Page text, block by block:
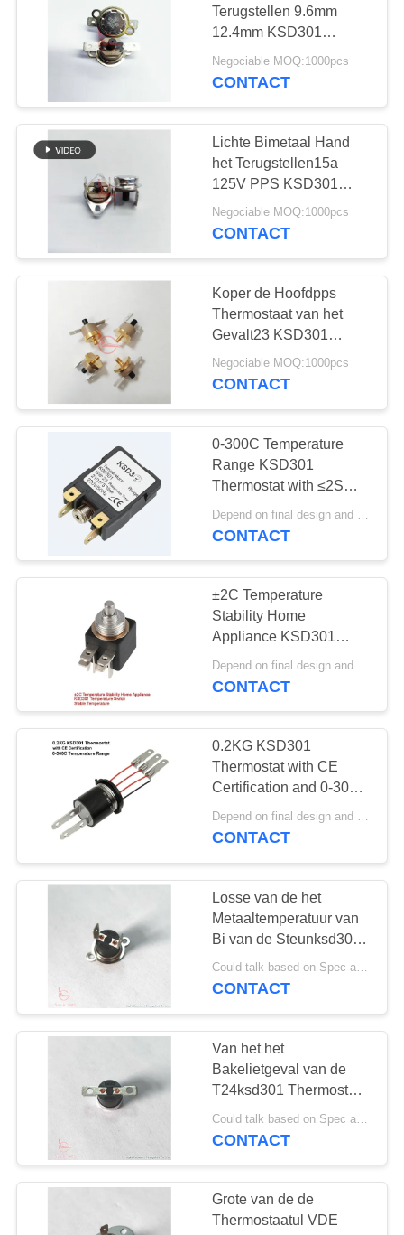
PRIVACY
POLICY
Rocker switch
Drukknop
Elektroschakelaar
24
Waterdichte
Machtsschakelaar
Schuifschakelaar
7
13
Elektrische energie
Meetinstrument
Terugstellen 9.6mm
12.4mm KSD301
Bimetaal Onverwachte
Schijfthermostaat
Negociable MOQ:1000pcs
CONTACT
Lichte Bimetaal Hand
het Terugstellen15a
125V PPS KSD301
Thermostaat van het
Land T23
Negociable MOQ:1000pcs
CONTACT
Koper de Hoofdpps
Thermostaat van het
Gevalt23 KSD301
Handterugstellen voor
Huistoestel
Negociable MOQ:1000pcs
CONTACT
0-300C Temperature
Range KSD301
Thermostat with ≤2S
Response Time and
220V/50Hz Voltage
CONTACT
±2C Temperature
Stability Home
Appliance KSD301
Temperature Switch
Stable Temperature
Depend on final design and demand quantity MOQ:1000
CONTACT
0.2KG KSD301
Thermostat with CE
Certification and 0-300C
Temperature Range
Depend on final design and demand quantity MOQ:1000
CONTACT
Losse van de het
Metaaltemperatuur van
Bi van de Steunksd301
Bimetaal Onverwachte
Schijf de Schakelaar
Could talk based on Spec and Qty. MOQ:1000pcs, kon proeflooppas Qty steunen.
CONTACT
Van het het
Bakelietgeval van de
T24ksd301 Thermostaat
15A 125V Vlakke het
Aluminiumglb 0°
CONTACT
Grote van de de
Thermostaatul VDE